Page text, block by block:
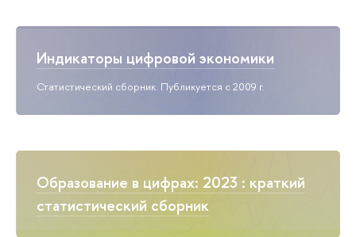
Индикаторы цифровой экономики
Статистический сборник. Публикуется с 2009 г.
Образование в цифрах: 2023 : краткий
статистический сборник